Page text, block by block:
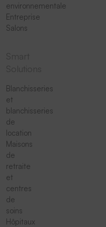
environnementale
Entreprise
Salons
Blanchisseries
et
blanchisseries
de
location
Maisons
de
retraite
et
centres
de
soins
Hôpitaux